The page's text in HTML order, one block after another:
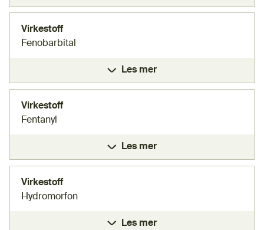
Virkestoff
Fenobarbital
Les mer
Virkestoff
Fentanyl
Les mer
Virkestoff
Hydromorfon
Les mer